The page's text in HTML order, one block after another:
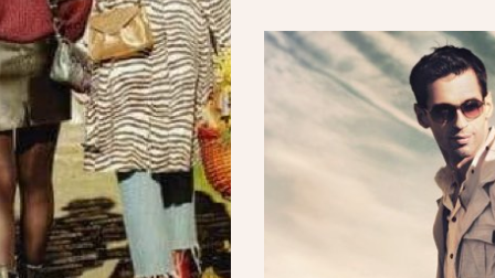
propose des articles
porte-feuille…
à la mode !